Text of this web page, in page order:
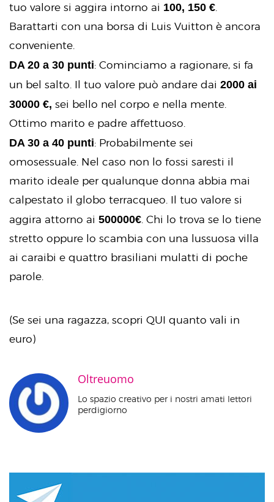
tuo valore si aggira intorno ai 100, 150 €.
Barattarti con una borsa di Luis Vuitton è ancora
conveniente.
DA 20 a 30 punti: Cominciamo a ragionare, si fa
un bel salto. Il tuo valore può andare dai 2000 ai
30000 €, sei bello nel corpo e nella mente.
Ottimo marito e padre affettuoso.
DA 30 a 40 punti: Probabilmente sei
omosessuale. Nel caso non lo fossi saresti il
marito ideale per qualunque donna abbia mai
calpestato il globo terracqueo. Il tuo valore si
aggira attorno ai 500000€. Chi lo trova se lo tiene
stretto oppure lo scambia con una lussuosa villa
ai caraibi e quattro brasiliani mulatti di poche
parole.
(Se sei una ragazza, scopri QUI quanto vali in
euro)
Oltreuomo
Lo spazio creativo per i nostri amati lettori
perdigiorno